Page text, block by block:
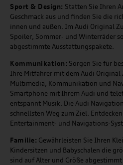
Sport & Design: Statten Sie Ihren
Geschmack aus und finden Sie die
innen und außen. Im Audi Original
Spoiler, Sommer- und Winterräder
abgestimmte Ausstattungspakete.
Kommunikation: Sorgen Sie für
Ihre Mitfahrer mit dem Audi Original
Multimedia, Kommunikation und
Smartphone mit Ihrem Audi und
entspannt Musik. Die Audi
schnellsten Weg zum Ziel.
Entertainment- und Navigations-
Familie: Gewährleisten Sie Ihren
Kindersitzen und Babyschalen die
sind auf Alter und Größe